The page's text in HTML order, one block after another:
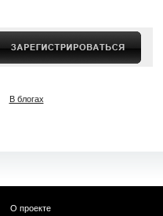
В блогах
О проекте